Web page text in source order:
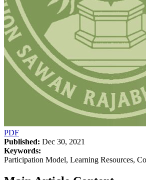
PDF
Published: Dec 30, 2021
Keywords:
Participation Model, Learning Resources,